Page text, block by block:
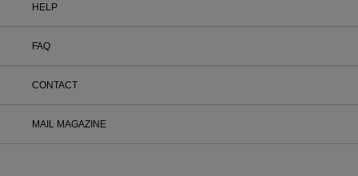
HELP
FAQ
CONTACT
MAIL MAGAZINE